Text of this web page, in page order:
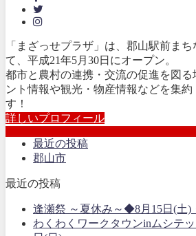
「まざっせプラザ」は、郡山駅前ま
て、平成21年5月30日にオープン。
都市と農村の連携・交流の促進を図る
ント情報や観光・物産情報などを集約
す！
詳しいプロフィール
最近の投稿
郡山市
最近の投稿
逢瀬祭 ～夏休み～◆8月15日(土)
わくわくワークタウンinムシテ